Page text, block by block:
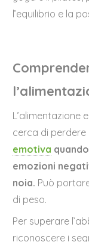
l’equilibrio e la
L’alimentazione
cerca di perdere
emotiva
emozioni
noia. Può
di peso.
Per superare
riconoscere i